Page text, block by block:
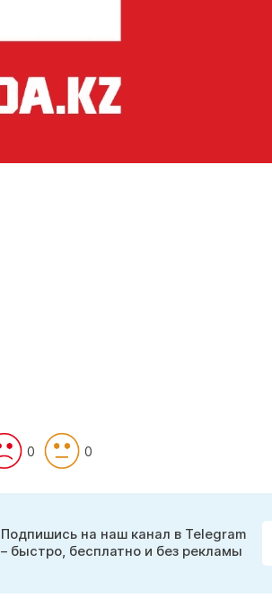
0 0
Подпишись на наш канал в Telegram
– быстро, бесплатно и без рекламы